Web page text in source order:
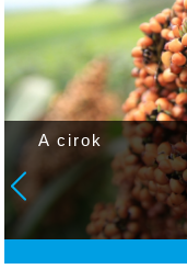
Két tűzeset is